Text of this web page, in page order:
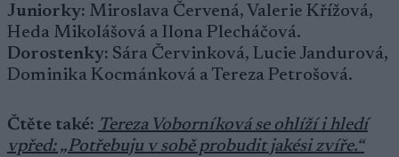
Juniorky: Miroslava Červená, Valerie Křížová,
Heda Mikolášová a Ilona Plecháčová.
Dorostenky: Sára Červinková, Lucie Jandurová,
Dominika Kocmánková a Tereza Petrošová.
Čtěte také: Tereza Voborníková se ohlíží i hledí
vpřed: „Potřebuju v sobě probudit jakési zvíře.“